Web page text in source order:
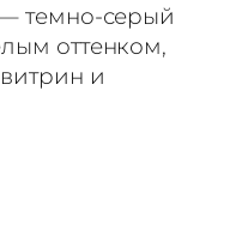
темно-серый
оттенком,
и